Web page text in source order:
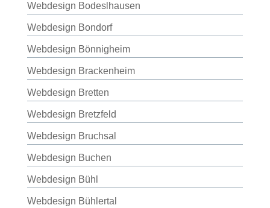
Webdesign Bodeslhausen
Webdesign Bondorf
Webdesign Bönnigheim
Webdesign Brackenheim
Webdesign Bretten
Webdesign Bretzfeld
Webdesign Bruchsal
Webdesign Buchen
Webdesign Bühl
Webdesign Bühlertal